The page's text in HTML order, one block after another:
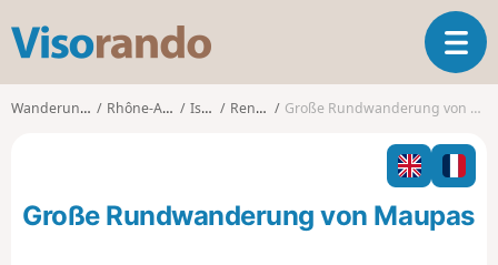
s
o
T
o
l
n
a
Wanderungen Rhône-Alpes Isère Renage Große Rundwanderung von Maupas
Große Rundwanderung von Maupas